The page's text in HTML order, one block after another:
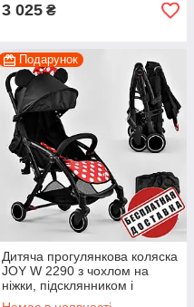
3 025 ₴
Подарунок
Дитяча прогулянкова коляска
JOY W 2290 з чохлом на
ніжки, підсклянником і
сумкою-чохлом